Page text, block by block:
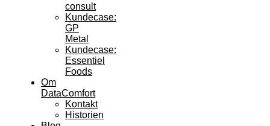
consult
Kundecase:
GP
Metal
Kundecase:
Essentiel
Foods
Om
DataComfort
Kontakt
Historien